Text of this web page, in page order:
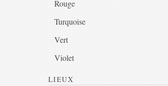
Rouge
Turquoise
Vert
Violet
LIEUX